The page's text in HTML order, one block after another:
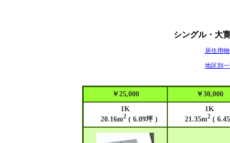
シングル・大
居住用
地区別
￥25,000
￥30,000
1K
20.16m2( 6.09坪 )
1K
21.35m2(